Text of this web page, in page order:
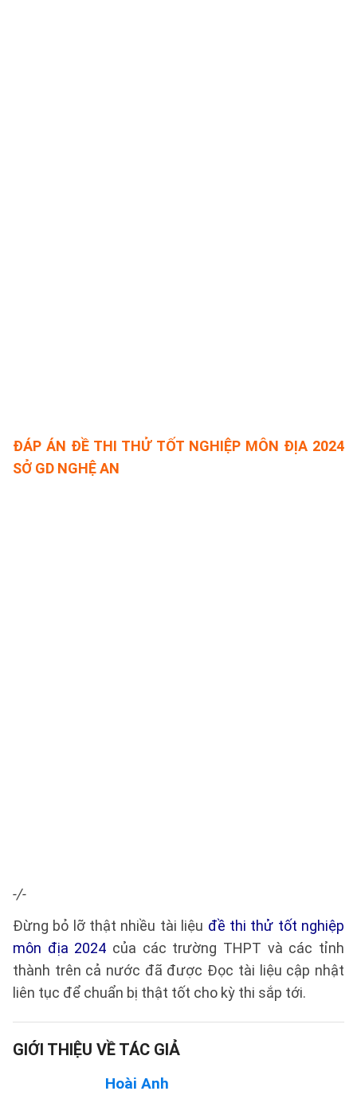
ĐÁP ÁN ĐỀ THI THỬ TỐT NGHIỆP MÔN ĐỊA 2024
SỞ GD NGHỆ AN
-/-
Đừng bỏ lỡ thật nhiều tài liệu đề thi thử tốt nghiệp
môn địa 2024 của các trường THPT và các tỉnh
thành trên cả nước đã được Đọc tài liệu cập nhật
liên tục để chuẩn bị thật tốt cho kỳ thi sắp tới.
GIỚI THIỆU VỀ TÁC GIẢ
Hoài Anh